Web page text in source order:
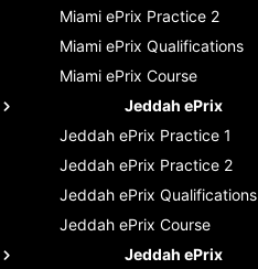
Miami ePrix Practice 2
Miami ePrix Qualifications
Miami ePrix Course
Jeddah ePrix
Jeddah ePrix Practice 1
Jeddah ePrix Practice 2
Jeddah ePrix Qualifications
Jeddah ePrix Course
Jeddah ePrix